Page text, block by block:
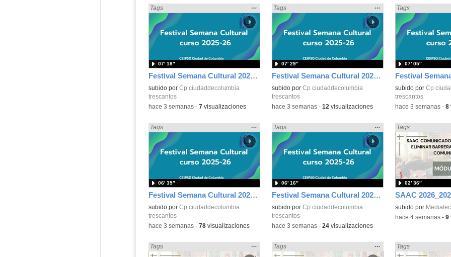
Festival Semana Cultural 2025-26 - 6º de Primaria
Encontrado «Diversidad» en:
Tags
Mostrar
la
ubicación
de la
búsqueda
…
subido por Cp ciudaddecolumbia
trescantos
07′ 18″
-hace 3 semanas- 7visualizaciones
Festival Semana Cultural 2025-26 - 5º de Primaria
Encontrado «Diversidad» en:
Tags
Mostrar
la
ubicación
de la
búsqueda
…
subido por Cp ciudaddecolumbia
trescantos
07′ 29″
-hace 3 semanas- 12 visualizaciones
Encontrado
Tags
subido por Cp
trescantos
07′ 05″
-hace 3 semanas- 8
Festival Semana Cultural 2025-26 - 1º Primaria
Encontrado «Diversidad» en:
Tags
Mostrar
la
ubicación
de la
búsqueda
…
subido por Cp ciudaddecolumbia
trescantos
06′ 35″
-hace 3 semanas- 78visualizaciones
Festival Semana Cultural 2025-26 - Infantil
Encontrado «Diversidad» en:
Tags
Mostrar
la
ubicación
de la
búsqueda
…
subido por Cp ciudaddecolumbia
trescantos
06′ 16″
-hace 3 semanas- 24visualizaciones
SAAC
Encontrado
Tags
subido por
02′ 36″
-hace 4 semanas- 9
Encontrado «Diversidad» en:
Tags
Mostrar
la
… Encontrado «Diversidad» en:
Tags
Mostrar
la
… Encontrado
Tags